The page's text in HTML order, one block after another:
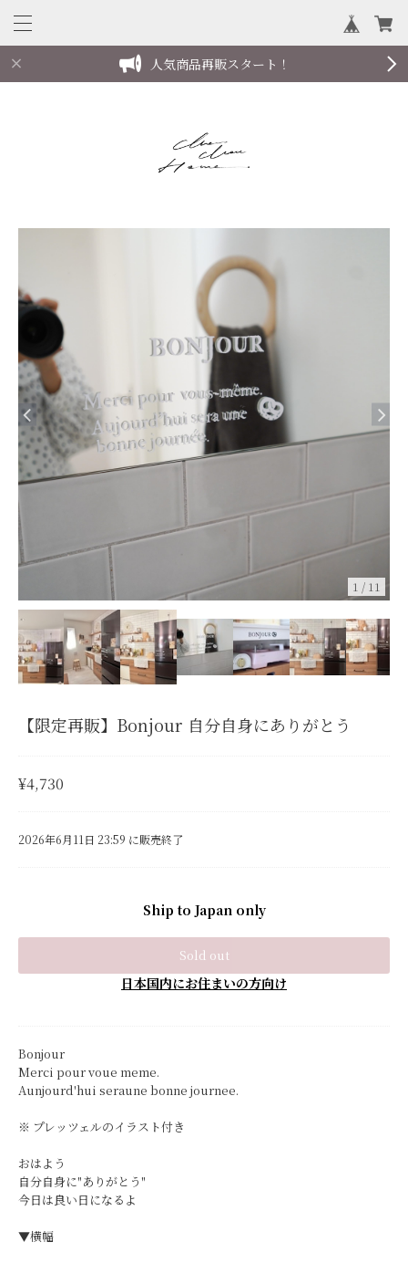
人気商品再販スタート！
1 / 11
【限定再販】Bonjour 自分自身にありがとう
¥4,730
2026年6月11日 23:59 に販売終了
Ship to Japan only
Sold out
日本国内にお住まいの方向け
Bonjour
Merci pour voue meme.
Aunjourd'hui seraune bonne journee.
※ プレッツェルのイラスト付き
おはよう
自分自身に"ありがとう"
今日は良い日になるよ
▼横幅